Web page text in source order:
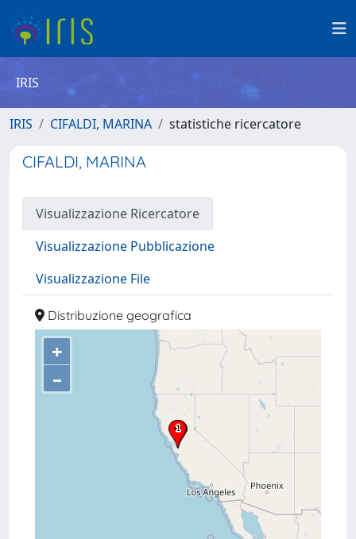
IRIS
IRIS CIFALDI, MARINA statistiche ricercatore
CIFALDI, MARINA
Visualizzazione Ricercatore
Visualizzazione Pubblicazione
Visualizzazione File
Distribuzione geografica
+
–